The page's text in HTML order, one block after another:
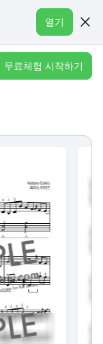
열기
무료체험 시작하기